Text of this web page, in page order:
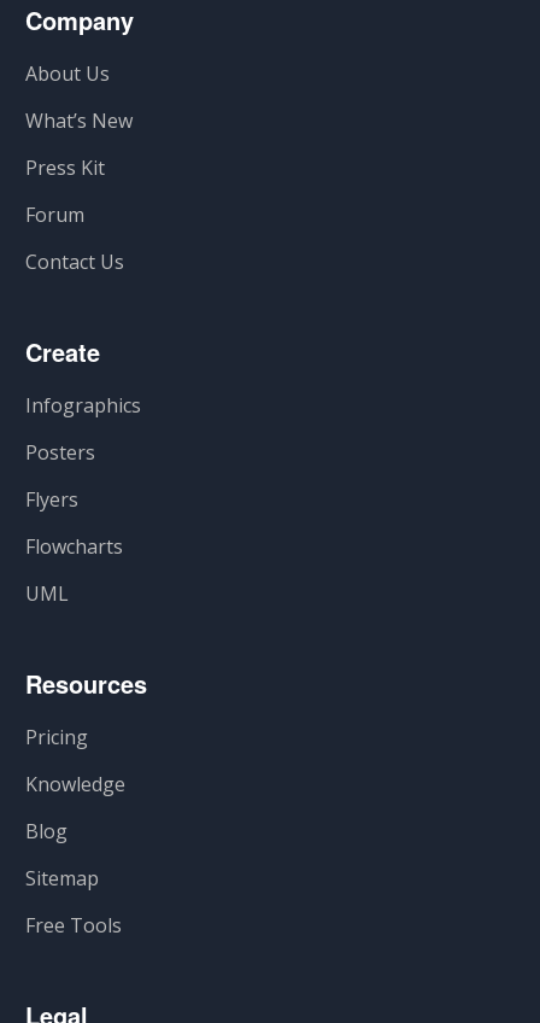
Company
About Us
What’s New
Press Kit
Forum
Contact Us
Create
Infographics
Posters
Flyers
Flowcharts
UML
Resources
Pricing
Knowledge
Blog
Sitemap
Free Tools
Legal